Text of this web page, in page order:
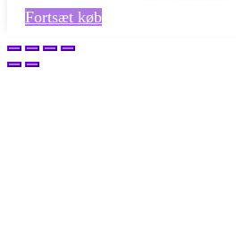
Fortsæt køb